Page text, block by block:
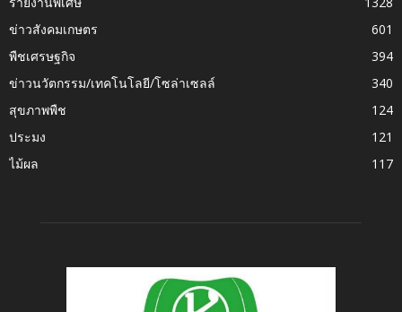
ข่าวสังคมเกษตร
601
พืชเศรษฐกิจ
394
ข่าวนวัตกรรม/เทคโนโลยี/โซล่าเซลล์
340
สุขภาพพืช
124
ประมง
121
ไม้ผล
117